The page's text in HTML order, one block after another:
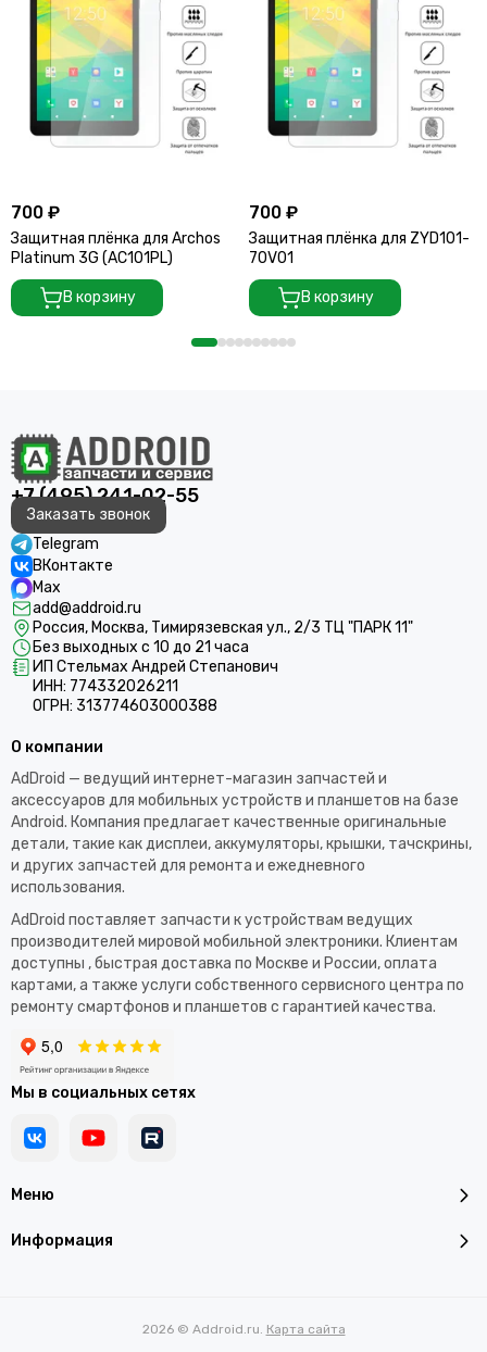
700 ₽
Защитная плёнка для Archos
Platinum 3G (AC101PL)
В корзину
700 ₽
Защитная плёнка для ZYD101-
70V01
В корзину
+7 (495) 241-02-55
Заказать звонок
Telegram
ВКонтакте
Max
add@addroid.ru
Россия, Москва, Тимирязевская ул., 2/3 ТЦ "ПАРК 11"
Без выходных с 10 до 21 часа
ИП Стельмах Андрей Степанович
ИНН: 774332026211
ОГРН: 313774603000388
Меню
Информация
О компании
AdDroid — ведущий интернет-магазин запчастей и
аксессуаров для мобильных устройств и планшетов на базе
Android. Компания предлагает качественные оригинальные
детали, такие как дисплеи, аккумуляторы, крышки, тачскрины,
и других запчастей для ремонта и ежедневного
использования.​
AdDroid поставляет запчасти к устройствам ведущих
производителей мировой мобильной электроники. Клиентам
доступны , быстрая доставка по Москве и России, оплата
картами, а также услуги собственного сервисного центра по
ремонту смартфонов и планшетов с гарантией качества.
Мы в социальных сетях
2026 © Addroid.ru. Карта сайта